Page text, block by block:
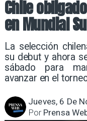
Chile
en Mundial
La selección
su debut y ahora
sábado para
avanzar en el
Jueves, 6 De
Prensa
Por